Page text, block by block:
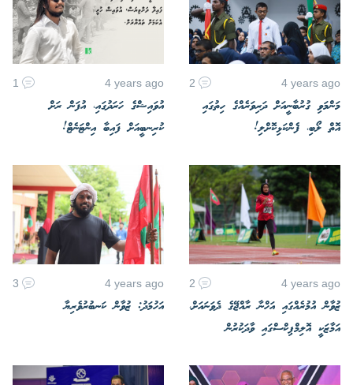
4 years ago
2
މަންމަވި ގުރުބާނީއަށް ދަރިވަރެއްގެ ހިތުގައި
އޮތް ލޯބި، ފެންކަޅިކޮށްލި!
4 years ago
1
އުވައިޝްގެ ހަރަދުގައި، އުފަން ރަށް
ކުރިނބީއަށް ފައިބާ އިންޓަނެޓް!
4 years ago
2
ޒުވާން އުމުރެއްގައި އަހްނާ ރާއްޖޭގެ ދެވަނައަށް،
އަމާޒަކީ އޮލިމްޕިކްސްގައި ވާދަކުރުން
4 years ago
3
އަހުމަދު: ޒުވާން ކަނބުރުވެރިޔާ